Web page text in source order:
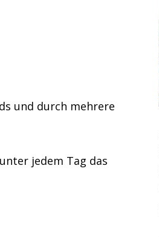
und durch mehrere
jedem Tag das